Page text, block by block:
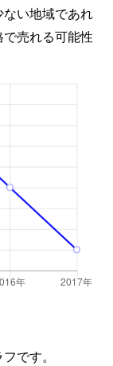
い地域であれ
売れる可能性
です。